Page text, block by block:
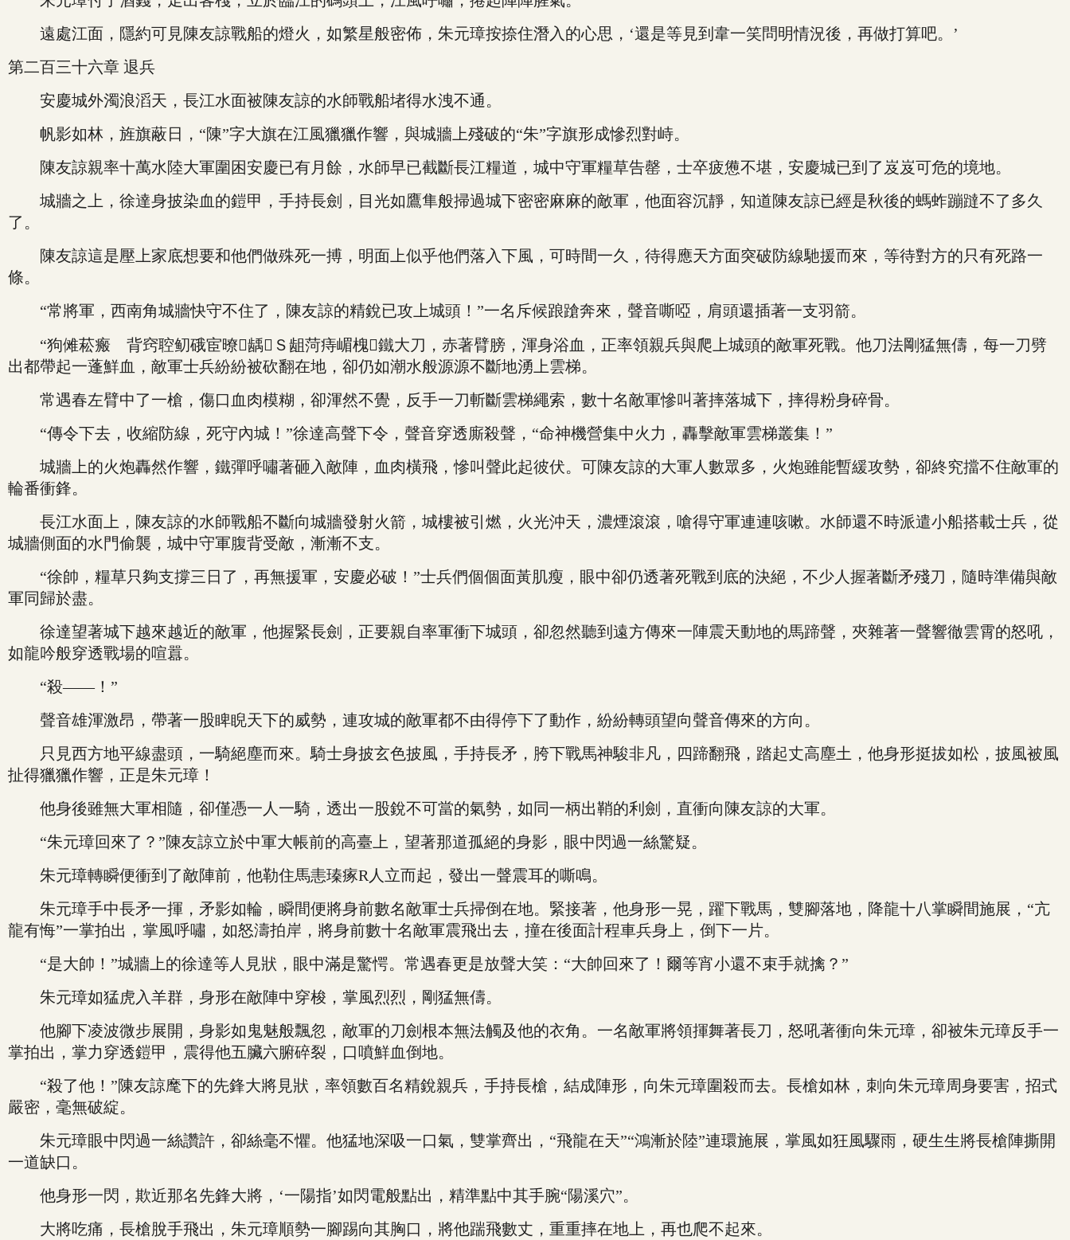
遠處江面，隱約可見陳友諒戰船的燈火，如繁星般密佈，朱元璋按捺住潛入的心思，‘還是等見到韋一笑問明情況後，再做打算吧。’
第二百三十六章 退兵
安慶城外濁浪滔天，長江水面被陳友諒的水師戰船堵得水洩不通。
帆影如林，旌旗蔽日，“陳”字大旗在江風獵獵作響，與城牆上殘破的“朱”字旗形成慘烈對峙。
陳友諒親率十萬水陸大軍圍困安慶已有月餘，水師早已截斷長江糧道，城中守軍糧草告罄，士卒疲憊不堪，安慶城已到了岌岌可危的境地。
城牆之上，徐達身披染血的鎧甲，手持長劍，目光如鷹隼般掃過城下密密麻麻的敵軍，他面容沉靜，知道陳友諒已經是秋後的螞蚱蹦躂不了多久
了。
陳友諒這是壓上家底想要和他們做殊死一搏，明面上似乎他們落入下風，可時間一久，待得應天方面突破防線馳援而來，等待對方的只有死路一
條。
“常將軍，西南角城牆快守不住了，陳友諒的精銳已攻上城頭！”一名斥候踉蹌奔來，聲音嘶啞，肩頭還插著一支羽箭。
“狗傩菘瘢 背窍聜鱽硪宦暸龋Ｓ龃菏痔嵋槐鐵大刀，赤著臂膀，渾身浴血，正率領親兵與爬上城頭的敵軍死戰。他刀法剛猛無儔，每一刀劈
出都帶起一蓬鮮血，敵軍士兵紛紛被砍翻在地，卻仍如潮水般源源不斷地湧上雲梯。
常遇春左臂中了一槍，傷口血肉模糊，卻渾然不覺，反手一刀斬斷雲梯繩索，數十名敵軍慘叫著摔落城下，摔得粉身碎骨。
“傳令下去，收縮防線，死守內城！”徐達高聲下令，聲音穿透廝殺聲，“命神機營集中火力，轟擊敵軍雲梯叢集！”
城牆上的火炮轟然作響，鐵彈呼嘯著砸入敵陣，血肉橫飛，慘叫聲此起彼伏。可陳友諒的大軍人數眾多，火炮雖能暫緩攻勢，卻終究擋不住敵軍的
輪番衝鋒。
長江水面上，陳友諒的水師戰船不斷向城牆發射火箭，城樓被引燃，火光沖天，濃煙滾滾，嗆得守軍連連咳嗽。水師還不時派遣小船搭載士兵，從
城牆側面的水門偷襲，城中守軍腹背受敵，漸漸不支。
“徐帥，糧草只夠支撐三日了，再無援軍，安慶必破！”士兵們個個面黃肌瘦，眼中卻仍透著死戰到底的決絕，不少人握著斷矛殘刀，隨時準備與敵
軍同歸於盡。
徐達望著城下越來越近的敵軍，他握緊長劍，正要親自率軍衝下城頭，卻忽然聽到遠方傳來一陣震天動地的馬蹄聲，夾雜著一聲響徹雲霄的怒吼，
如龍吟般穿透戰場的喧囂。
“殺——！”
聲音雄渾激昂，帶著一股睥睨天下的威勢，連攻城的敵軍都不由得停下了動作，紛紛轉頭望向聲音傳來的方向。
只見西方地平線盡頭，一騎絕塵而來。騎士身披玄色披風，手持長矛，胯下戰馬神駿非凡，四蹄翻飛，踏起丈高塵土，他身形挺拔如松，披風被風
扯得獵獵作響，正是朱元璋！
他身後雖無大軍相隨，卻僅憑一人一騎，透出一股銳不可當的氣勢，如同一柄出鞘的利劍，直衝向陳友諒的大軍。
“朱元璋回來了？”陳友諒立於中軍大帳前的高臺上，望著那道孤絕的身影，眼中閃過一絲驚疑。
朱元璋轉瞬便衝到了敵陣前，他勒住馬恚瑧瘃R人立而起，發出一聲震耳的嘶鳴。
朱元璋手中長矛一揮，矛影如輪，瞬間便將身前數名敵軍士兵掃倒在地。緊接著，他身形一晃，躍下戰馬，雙腳落地，降龍十八掌瞬間施展，“亢
龍有悔”一掌拍出，掌風呼嘯，如怒濤拍岸，將身前數十名敵軍震飛出去，撞在後面計程車兵身上，倒下一片。
“是大帥！”城牆上的徐達等人見狀，眼中滿是驚愕。常遇春更是放聲大笑：“大帥回來了！爾等宵小還不束手就擒？”
朱元璋如猛虎入羊群，身形在敵陣中穿梭，掌風烈烈，剛猛無儔。
他腳下凌波微步展開，身影如鬼魅般飄忽，敵軍的刀劍根本無法觸及他的衣角。一名敵軍將領揮舞著長刀，怒吼著衝向朱元璋，卻被朱元璋反手一
掌拍出，掌力穿透鎧甲，震得他五臟六腑碎裂，口噴鮮血倒地。
“殺了他！”陳友諒麾下的先鋒大將見狀，率領數百名精銳親兵，手持長槍，結成陣形，向朱元璋圍殺而去。長槍如林，刺向朱元璋周身要害，招式
嚴密，毫無破綻。
朱元璋眼中閃過一絲讚許，卻絲毫不懼。他猛地深吸一口氣，雙掌齊出，“飛龍在天”“鴻漸於陸”連環施展，掌風如狂風驟雨，硬生生將長槍陣撕開
一道缺口。
他身形一閃，欺近那名先鋒大將，‘一陽指’如閃電般點出，精準點中其手腕“陽溪穴”。
大將吃痛，長槍脫手飛出，朱元璋順勢一腳踢向其胸口，將他踹飛數丈，重重摔在地上，再也爬不起來。